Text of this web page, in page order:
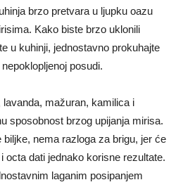
brzo pretvara u ljupku oazu
Kako biste brzo uklonili
u kuhinji, jednostavno prokuhajte
posudi.
mažuran, kamilica i
sposobnost brzog upijanja mirisa.
nema razloga za brigu, jer će
octa dati jednako korisne rezultate.
laganim posipanjem